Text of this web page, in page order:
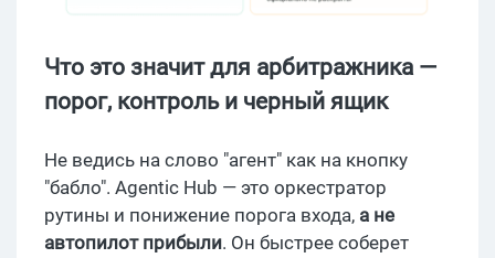
Что это значит для арбитражника —
порог, контроль и черный ящик
Не ведись на слово "агент" как на кнопку
"бабло". Agentic Hub — это оркестратор
рутины и понижение порога входа, а не
автопилот прибыли. Он быстрее соберет